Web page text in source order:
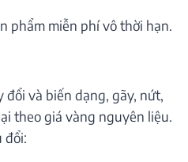
phẩm miễn phí vô thời hạn.
đổi và biến dạng, gãy, nứt,
theo giá vàng nguyên liệu.
đổi: